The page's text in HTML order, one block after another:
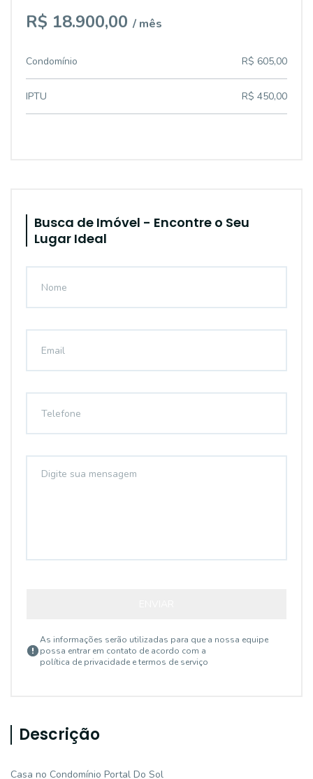
R$ 18.900,00 / mês
Condomínio R$ 605,00
IPTU R$ 450,00
Busca de Imóvel - Encontre o Seu
Lugar Ideal
As informações serão utilizadas para que a nossa equipe
possa entrar em contato de acordo com a
política de privacidade e termos de serviço
Descrição
Casa no Condomínio Portal Do Sol